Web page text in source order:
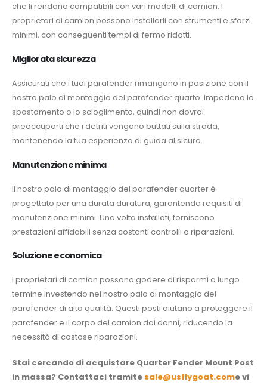
che li rendono compatibili con vari modelli di camion. I
proprietari di camion possono installarli con strumenti e sforzi
minimi, con conseguenti tempi di fermo ridotti.
Migliorata sicurezza
Assicurati che i tuoi parafender rimangano in posizione con il
nostro palo di montaggio del parafender quarto. Impedeno lo
spostamento o lo scioglimento, quindi non dovrai
preoccuparti che i detriti vengano buttati sulla strada,
mantenendo la tua esperienza di guida al sicuro.
Manutenzione minima
Il nostro palo di montaggio del parafender quarter è
progettato per una durata duratura, garantendo requisiti di
manutenzione minimi. Una volta installati, forniscono
prestazioni affidabili senza costanti controlli o riparazioni.
Soluzione economica
I proprietari di camion possono godere di risparmi a lungo
termine investendo nel nostro palo di montaggio del
parafender di alta qualità. Questi posti aiutano a proteggere il
parafender e il corpo del camion dai danni, riducendo la
necessità di costose riparazioni.
Stai cercando di acquistare Quarter Fender Mount Post
in massa? Contattaci tramite sale@usflygoat.come vi